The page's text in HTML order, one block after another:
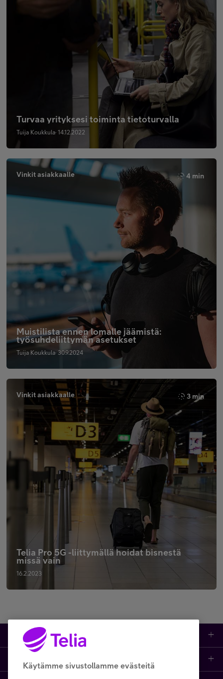
Turvaa yrityksesi toiminta tietoturvalla
Tuija Koukkula· 14.12.2022
Vinkit asiakkaalle 4 min
Muistilista ennen lomalle jäämistä:
työsuhdeliittymän asetukset
Tuija Koukkula· 30.9.2024
Vinkit asiakkaalle 3 min
Telia Pro 5G -liittymällä hoidat bisnestä
missä vain
16.2.2023
Tuotteet
Käytämme sivustollamme evästeitä